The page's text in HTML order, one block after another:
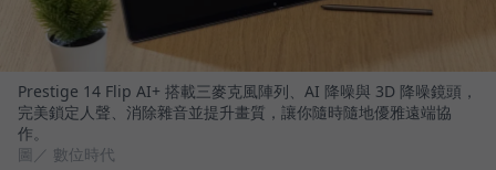
Prestige 14 Flip AI+ 搭載三麥克風陣列、AI 降噪與 3D 降噪鏡頭，
完美鎖定人聲、消除雜音並提升畫質，讓你隨時隨地優雅遠端協
作。
圖／ 數位時代